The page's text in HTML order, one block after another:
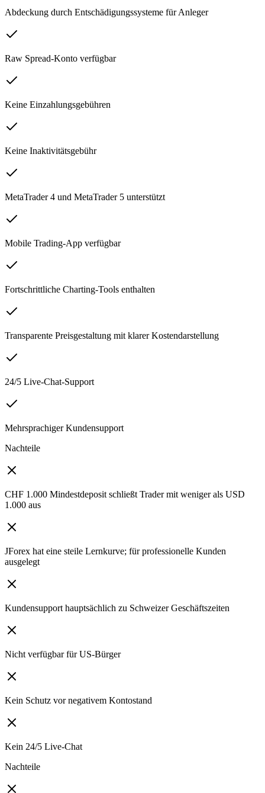
Abdeckung durch Entschädigungssysteme für Anleger
Raw Spread-Konto verfügbar
Keine Einzahlungsgebühren
Keine Inaktivitätsgebühr
MetaTrader 4 und MetaTrader 5 unterstützt
Mobile Trading-App verfügbar
Fortschrittliche Charting-Tools enthalten
Transparente Preisgestaltung mit klarer Kostendarstellung
24/5 Live-Chat-Support
Mehrsprachiger Kundensupport
Nachteile
CHF 1.000 Mindestdeposit schließt Trader mit weniger als USD
1.000 aus
JForex hat eine steile Lernkurve; für professionelle Kunden
ausgelegt
Kundensupport hauptsächlich zu Schweizer Geschäftszeiten
Nicht verfügbar für US-Bürger
Kein Schutz vor negativem Kontostand
Kein 24/5 Live-Chat
Nachteile